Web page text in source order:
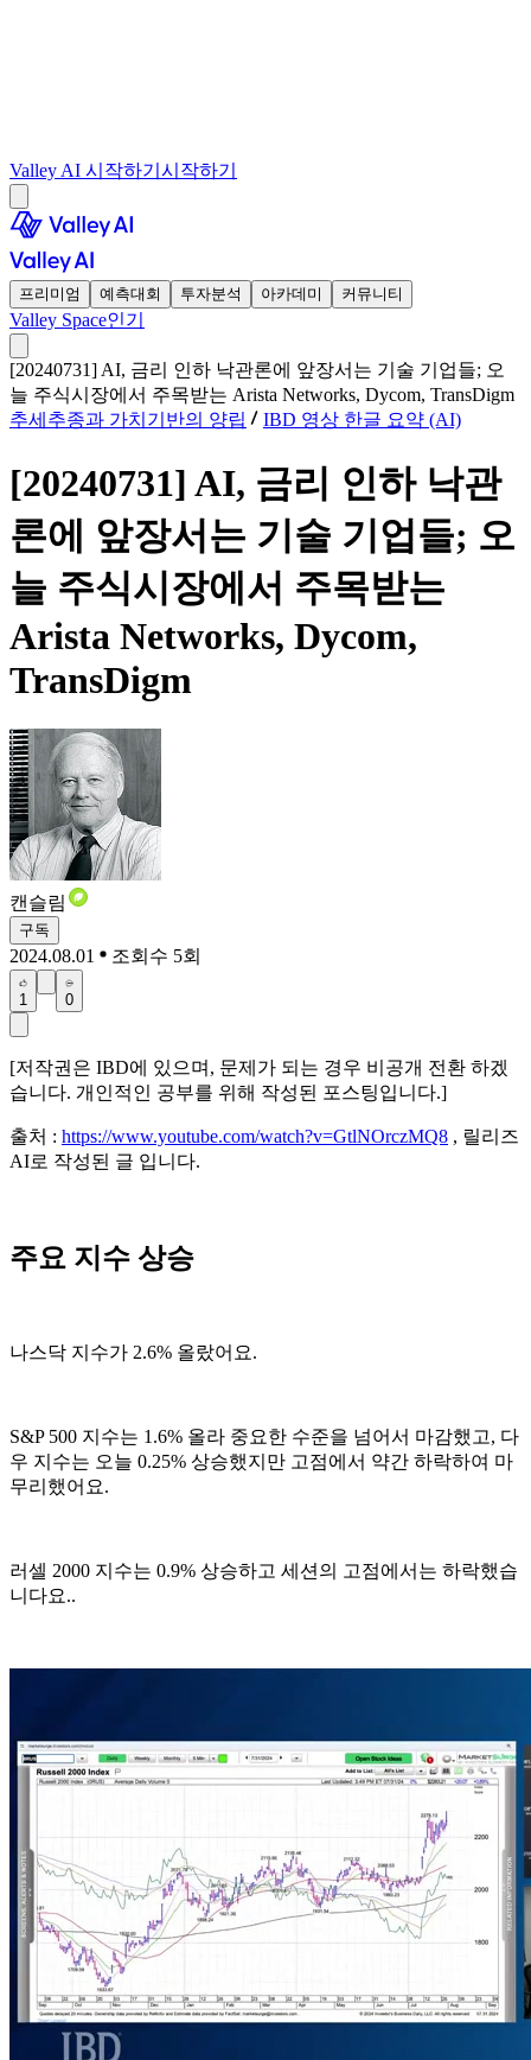
Valley AI 시작하기 시작하기
프리미엄 예측대회 투자분석 아카데미 커뮤니티
Valley Space인기
[20240731] AI, 금리 인하 낙관론에 앞장서는 기술 기업들; 오
늘 주식시장에서 주목받는 Arista Networks, Dycom, TransDigm
추세추종과 가치기반의 양립
IBD 영상 한글 요약 (AI)
[20240731] AI, 금리 인하 낙관
론에 앞장서는 기술 기업들; 오
늘 주식시장에서 주목받는
Arista Networks, Dycom,
TransDigm
캔슬림
구독
2024.08.01 조회수 5회
1 0
[저작권은 IBD에 있으며, 문제가 되는 경우 비공개 전환 하겠
습니다. 개인적인 공부를 위해 작성된 포스팅입니다.]
출처 : https://www.youtube.com/watch?v=GtlNOrczMQ8 , 릴리즈
AI로 작성된 글 입니다.
주요 지수 상승
나스닥 지수가 2.6% 올랐어요.
S&P 500 지수는 1.6% 올라 중요한 수준을 넘어서 마감했고, 다
우 지수는 오늘 0.25% 상승했지만 고점에서 약간 하락하여 마
무리했어요.
러셀 2000 지수는 0.9% 상승하고 세션의 고점에서는 하락했습
니다요..